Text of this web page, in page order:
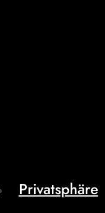
Privatsphäre